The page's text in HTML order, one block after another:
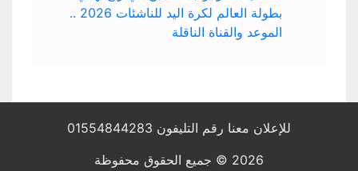
بطولة العالم لكرة اليد للناشئات 2026 ..
الموعد والقناة الناقلة
للإعلان معنا رقم التليفون 01554844283
2026 © جميع الحقوق محفوظة